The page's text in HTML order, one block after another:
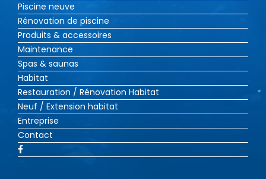
Piscine neuve
Rénovation de piscine
Produits & accessoires
Maintenance
Spas & saunas
Habitat
Restauration / Rénovation Habitat
Neuf / Extension habitat
Entreprise
Contact